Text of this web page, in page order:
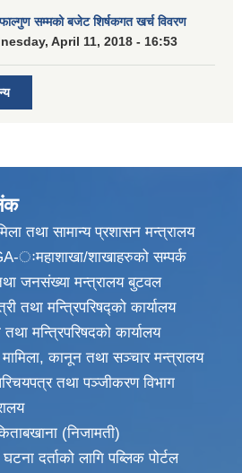
सम्मको बजेट शिर्षकगत खर्च विवरण
April 11, 2018 - 16:53
तथा सामान्य प्रशासन मन्त्रालय
ःमहाशाखा/शाखाहरुको सम्पर्क
जनसंख्या मन्त्रालय बुटवल
तथा मन्त्रिपरिषद्को कार्यालय
मन्त्रिपरिषदको कार्यालय
कानून तथा सञ्चार मन्त्रालय
तथा पञ्जीकरण विभाग
(निजामती)
दर्ताको लागि पब्लिक पोर्टल